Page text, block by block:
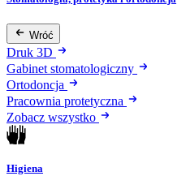
Wróć
Druk 3D
Gabinet stomatologiczny
Ortodoncja
Pracownia protetyczna
Zobacz wszystko
Higiena